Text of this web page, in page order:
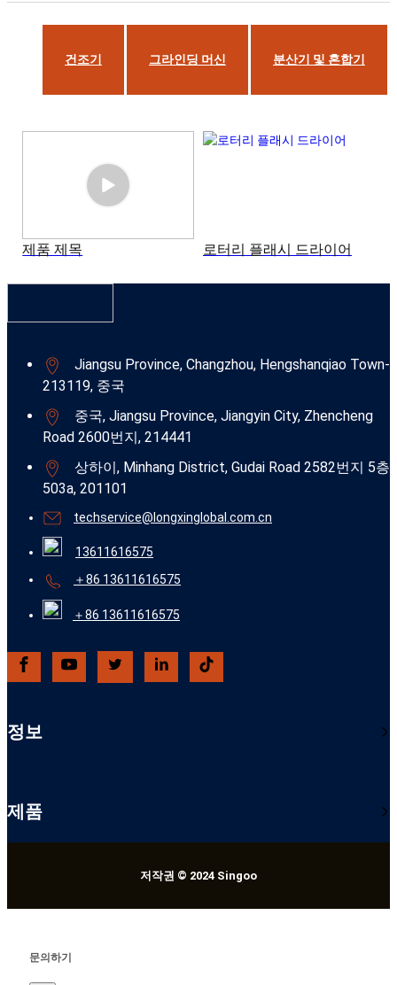
건조기 그라인딩 머신 분산기 및 혼합기
제품 제목 로터리 플래시 드라이어
Jiangsu Province, Changzhou, Hengshanqiao Town-
213119, 중국
중국, Jiangsu Province, Jiangyin City, Zhencheng
Road 2600번지, 214441
상하이, Minhang District, Gudai Road 2582번지 5층
503a, 201101
techservice@longxinglobal.com.cn
13611616575
＋86 13611616575
＋86 13611616575
정보
제품
저작권 © 2024 Singoo
문의하기